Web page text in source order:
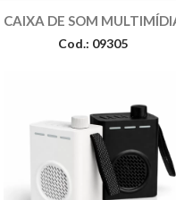
CAIXA DE SOM
Cod.: 09305